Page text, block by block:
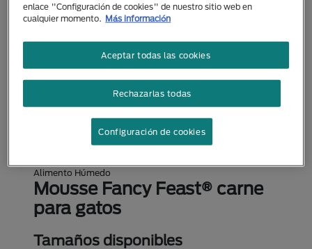
Alimento Húmedo
Mousse Fancy Feast® carne
para gatos
Tamaños disponibles
enlace "Configuración de cookies" de nuestro sitio web en
cualquier momento. Más información
Rechazarlas todas
Aceptar todas las cookies
Configuración de cookies